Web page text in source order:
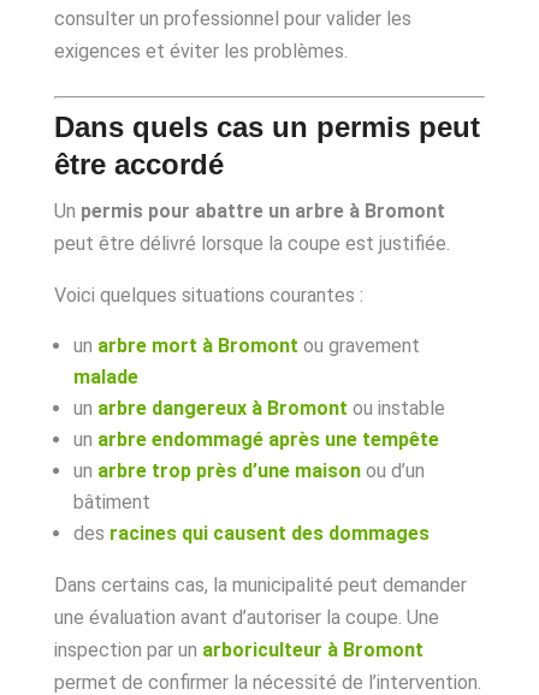
consulter un professionnel pour valider les
exigences et éviter les problèmes.
Dans quels cas un permis peut
être accordé
Un permis pour abattre un arbre à Bromont
peut être délivré lorsque la coupe est justifiée.
Voici quelques situations courantes :
un arbre mort à Bromont ou gravement
malade
un arbre dangereux à Bromont ou instable
un arbre endommagé après une tempête
un arbre trop près d’une maisonou d’un
bâtiment
des racines qui causent des dommages
Dans certains cas, la municipalité peut demander
une évaluation avant d’autoriser la coupe. Une
inspection par un arboriculteur à Bromont
permet de confirmer la nécessité de l’intervention.